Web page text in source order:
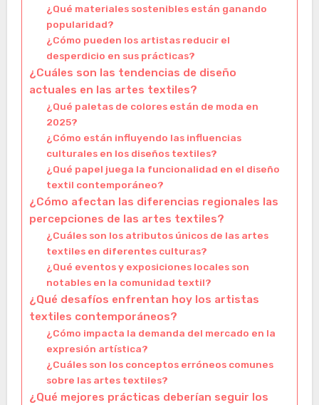
¿Qué materiales sostenibles están ganando
popularidad?
¿Cómo pueden los artistas reducir el
desperdicio en sus prácticas?
¿Cuáles son las tendencias de diseño
actuales en las artes textiles?
¿Qué paletas de colores están de moda en
2025?
¿Cómo están influyendo las influencias
culturales en los diseños textiles?
¿Qué papel juega la funcionalidad en el diseño
textil contemporáneo?
¿Cómo afectan las diferencias regionales las
percepciones de las artes textiles?
¿Cuáles son los atributos únicos de las artes
textiles en diferentes culturas?
¿Qué eventos y exposiciones locales son
notables en la comunidad textil?
¿Qué desafíos enfrentan hoy los artistas
textiles contemporáneos?
¿Cómo impacta la demanda del mercado en la
expresión artística?
¿Cuáles son los conceptos erróneos comunes
sobre las artes textiles?
¿Qué mejores prácticas deberían seguir los